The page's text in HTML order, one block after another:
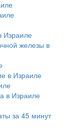
Израиле
железы в
в Израиле
в Израиле
за 45 минут